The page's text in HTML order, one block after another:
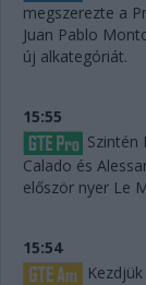
megszerezte a
Juan Pablo
új alkategóriát.
15:55
Szintén
Calado és
először nyer Le
15:54